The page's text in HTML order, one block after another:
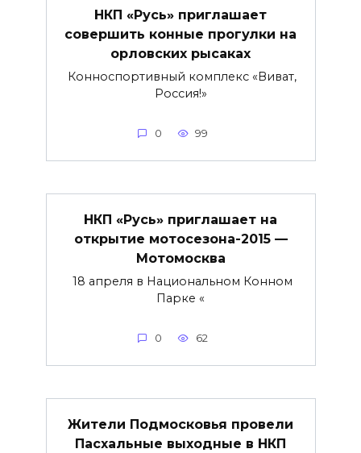
НКП «Русь» приглашает
совершить конные прогулки на
орловских рысаках
Конноспортивный комплекс «Виват,
Россия!»
0 99
НКП «Русь» приглашает на
открытие мотосезона-2015 —
Мотомосква
18 апреля в Национальном Конном
Парке «
0 62
Жители Подмосковья провели
Пасхальные выходные в НКП